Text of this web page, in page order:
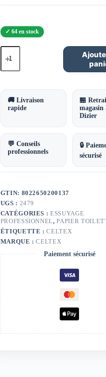
64 en stock
quantité
de
Jumbo
Comfort
Mini
20013
🚚 Livraison
rapide
🏪
magasin
Dizier
💬 Conseils
professionnels
🔒
sécurisé
GTIN: 8022650200137
UGS : 2479
CATÉGORIES :ESSUYAGE
PROFESSIONNEL,PAPIER
ÉTIQUETTE :CELTEX
MARQUE :CELTEX
Paiement sécurisé